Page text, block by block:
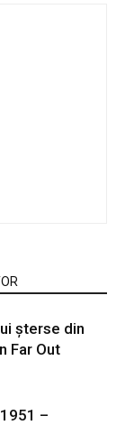
șterse din
Far Out
–